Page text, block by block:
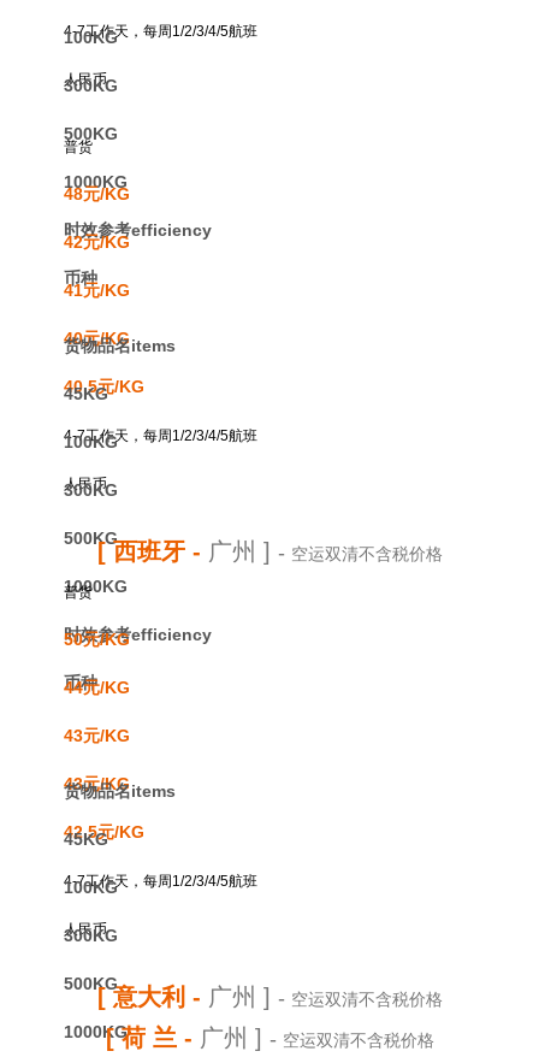
4-7工作天，每周1/2/3/4/5航班
人民币
100KG
300KG
500KG
1000KG
时效参考efficiency
币种
普货
48元/KG
42元/KG
41元/KG
40元/KG
40.5元/KG
4-7工作天，每周1/2/3/4/5航班
人民币
货物品名items
45KG
100KG
300KG
500KG
1000KG
时效参考efficiency
币种
[ 西班牙 - 广州 ] - 空运双清不含税价格
普货
50元/KG
44元/KG
43元/KG
43元/KG
42.5元/KG
4-7工作天，每周1/2/3/4/5航班
人民币
货物品名items
45KG
100KG
300KG
500KG
1000KG
[ 意大利 - 广州 ] - 空运双清不含税价格
[ 荷 兰 - 广州 ] - 空运双清不含税价格